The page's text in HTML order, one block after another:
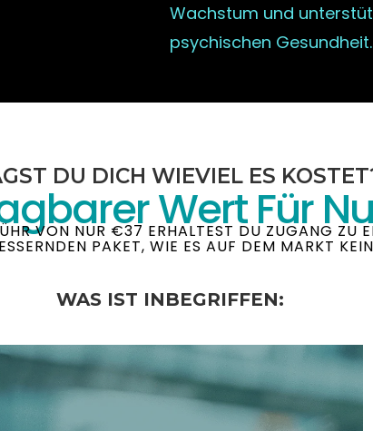
Wachstum und
psychischen Gesundheit.
DU DICH WIEVIEL ES
Wert Für
VON NUR €37 ERHALTEST DU ZUGANG ZU
PAKET, WIE ES AUF DEM MARKT
WAS IST INBEGRIFFEN: